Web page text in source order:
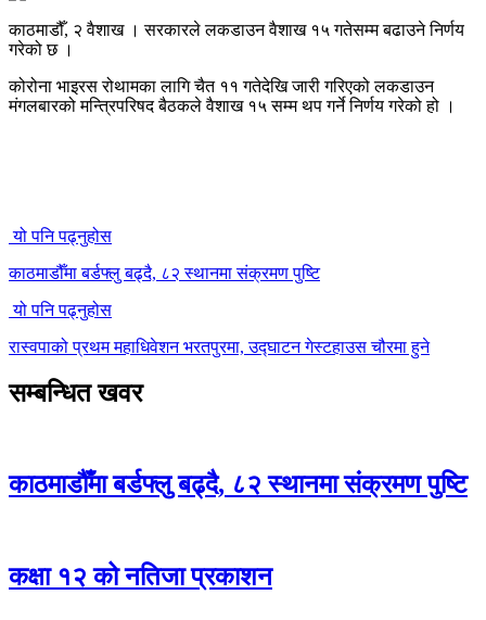
काठमाडौँ, २ वैशाख । सरकारले लकडाउन वैशाख १५ गतेसम्म बढाउने निर्णय
गरेको छ ।
कोरोना भाइरस रोथामका लागि चैत ११ गतेदेखि जारी गरिएको लकडाउन
मंगलबारको मन्त्रिपरिषद बैठकले वैशाख १५ सम्म थप गर्ने निर्णय गरेको हो ।
यो पनि पढ्नुहोस
काठमाडौँमा बर्डफ्लु बढ्दै, ८२ स्थानमा संक्रमण पुष्टि
यो पनि पढ्नुहोस
रास्वपाको प्रथम महाधिवेशन भरतपुरमा, उद्घाटन गेस्टहाउस चौरमा हुने
सम्बन्धित खवर
काठमाडौँमा बर्डफ्लु बढ्दै, ८२ स्थानमा संक्रमण पुष्टि
कक्षा १२ को नतिजा प्रकाशन